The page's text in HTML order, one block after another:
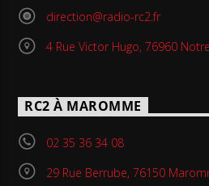
direction@radio-rc2.fr
4 Rue Victor Hugo, 76960
RC2 À MAROMME
02 35 36 34 08
29 Rue Berrube, 76150